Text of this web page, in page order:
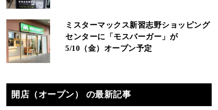
ミスターマックス新習志野ショッピング
センターに「モスバーガー」が
5/10（金）オープン予定
開店（オープン） の最新記事